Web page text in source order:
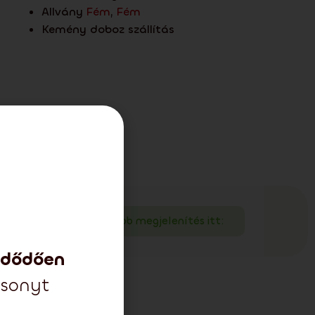
Allvány Fém, Fém
Kemény doboz szállítás
járul hozzá! Több megjelenítés itt: